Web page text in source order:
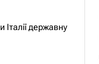
Італії державну